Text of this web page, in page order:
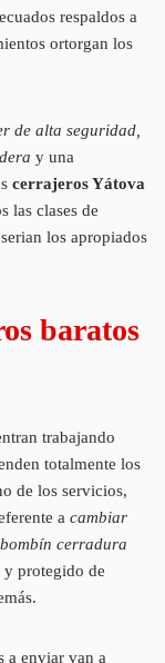
respaldos a
ortorgan los
de alta seguridad,
y una
cerrajeros Yátova
las clases de
los apropiados
baratos
trabajando
totalmente los
de los servicios,
a cambiar
cerradura
y protegido de
a enviar van a